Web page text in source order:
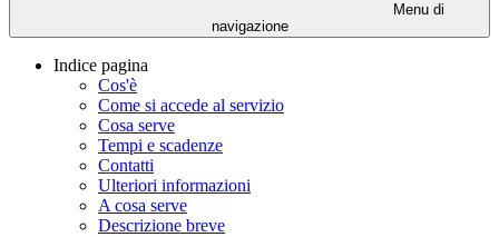
Menu di
navigazione
Indice pagina
Cos'è
Come si accede al servizio
Cosa serve
Tempi e scadenze
Contatti
Ulteriori informazioni
A cosa serve
Descrizione breve